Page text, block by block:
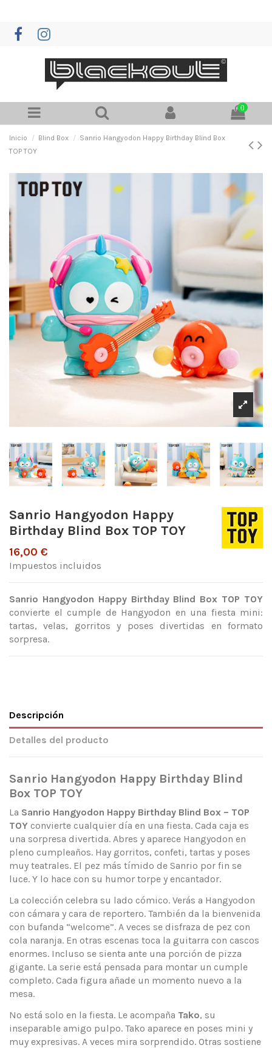
0
Inicio Blind Box
Sanrio Hangyodon Happy Birthday Blind Box
TOP TOY
Sanrio Hangyodon Happy
Birthday Blind Box TOP TOY
16,00 €
Impuestos incluidos
Sanrio Hangyodon Happy Birthday Blind Box TOP TOY
convierte el cumple de Hangyodon en una fiesta mini:
tartas, velas, gorritos y poses divertidas en formato
sorpresa.
Descripción
Detalles del producto
Sanrio Hangyodon Happy Birthday Blind
Box TOP TOY
La Sanrio Hangyodon Happy Birthday Blind Box – TOP
TOY convierte cualquier día en una fiesta. Cada caja es
una sorpresa divertida. Abres y aparece Hangyodon en
pleno cumpleaños. Hay gorritos, confeti, tartas y poses
muy teatrales. El pez más tímido de Sanrio por fin se
luce. Y lo hace con su humor torpe y encantador.
La colección celebra su lado cómico. Verás a Hangyodon
con cámara y cara de reportero. También da la bienvenida
con bufanda “welcome”. A veces se disfraza de pez con
cola naranja. En otras escenas toca la guitarra con cascos
enormes. Incluso se sienta ante una porción de pizza
gigante. La serie está pensada para montar un cumple
completo. Cada figura añade un momento nuevo a la
mesa.
No está solo en la fiesta. Le acompaña Tako, su
inseparable amigo pulpo. Tako aparece en poses mini y
muy expresivas. A veces mira sorprendido. Otras sostiene